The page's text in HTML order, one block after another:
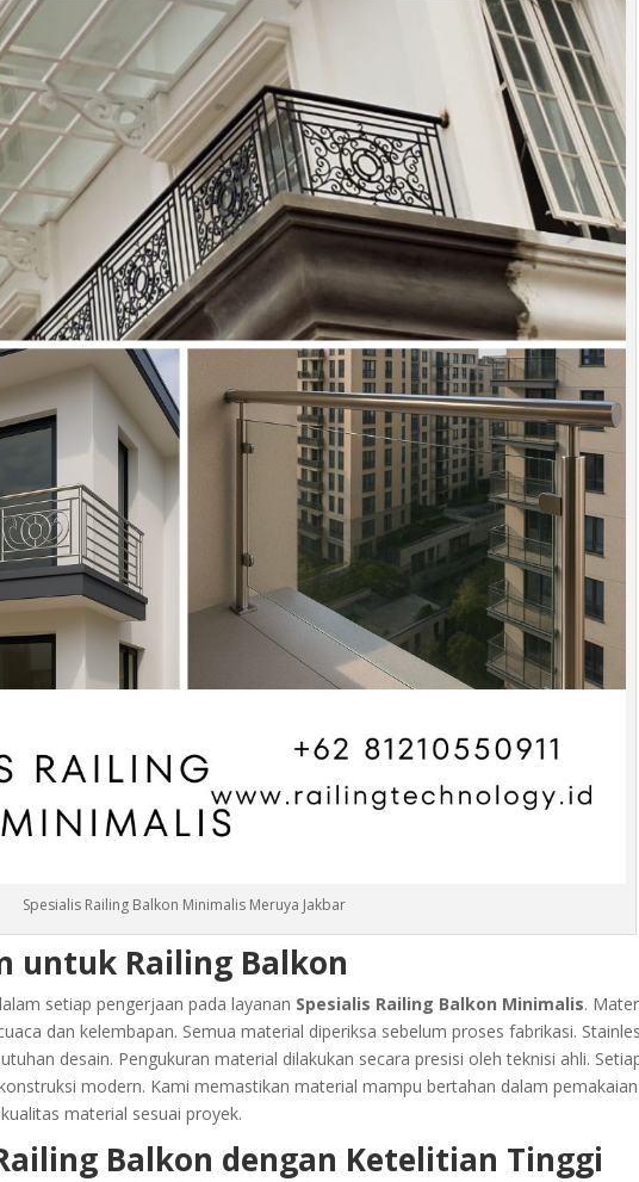
Spesialis Railing Balkon Minimalis Meruya Jakbar
untuk Railing Balkon
setiap pengerjaan pada layanan Spesialis Railing Balkon Minimalis.
dan kelembapan. Semua material diperiksa sebelum proses fabrikasi.
desain. Pengukuran material dilakukan secara presisi oleh teknisi ahli.
modern. Kami memastikan material mampu bertahan dalam pemakaian
material sesuai proyek.
Balkon dengan Ketelitian Tinggi